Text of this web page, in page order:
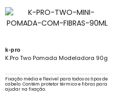
k-pro
K.Pro Two Pomada Modeladora 90g
Fixação média e flexível para todos os tipos de
cabelo. Contém protetor térmico e fibras para
ajudar na fixação.